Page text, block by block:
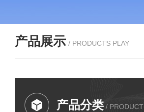
产品展示 / PRODUCTS PLAY
产品分类 / PRODUCT